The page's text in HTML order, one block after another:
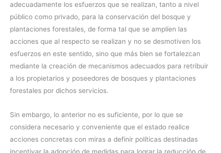
adecuadamente los esfuerzos que se realizan, tanto a nivel
público como privado, para la conservación del bosque y
plantaciones forestales, de forma tal que se amplíen las
acciones que al respecto se realizan y no se desmotiven los
esfuerzos en este sentido, sino que más bien se fortalezcan
mediante la creación de mecanismos adecuados para retribuir
a los propietarios y poseedores de bosques y plantaciones
forestales por dichos servicios.
Sin embargo, lo anterior no es suficiente, por lo que se
considera necesario y conveniente que el estado realice
acciones concretas con miras a definir políticas destinadas